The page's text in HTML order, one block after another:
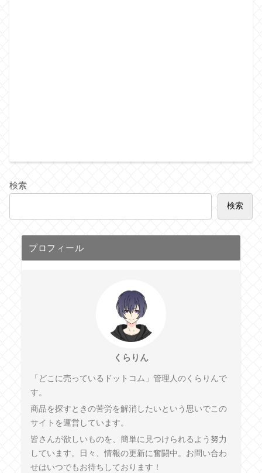
検索
検索
プロフィール
くらりん
「どこに売っているドットコム」管理人のくらりんで
す。
商品を探すときの苦労を解消したいという思いでこの
サイトを運営しています。
皆さんが欲しいものを、簡単に見つけられるよう努力
しています。日々、情報の更新に奮闘中。お問い合わ
せはいつでもお待ちしております！